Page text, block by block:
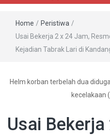
Home / Peristiwa /
Usai Bekerja 2 x 24 Jam,
Kejadian Tabrak Lari di
Helm korban terbelah dua
kecelakaan
Usai